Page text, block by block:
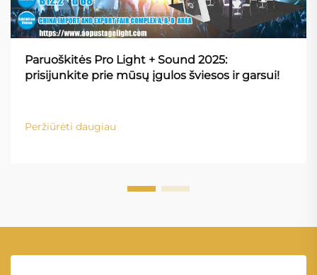
Paruoškitės Pro Light + Sound 2025:
prisijunkite prie mūsų įgulos šviesos ir garsui!
Peržiūrėti daugiau